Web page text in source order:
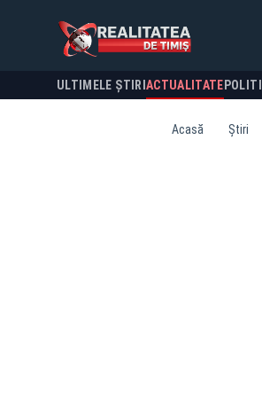
ULTIMELE ȘTIRI ACTUALITATE
Acasă Știri